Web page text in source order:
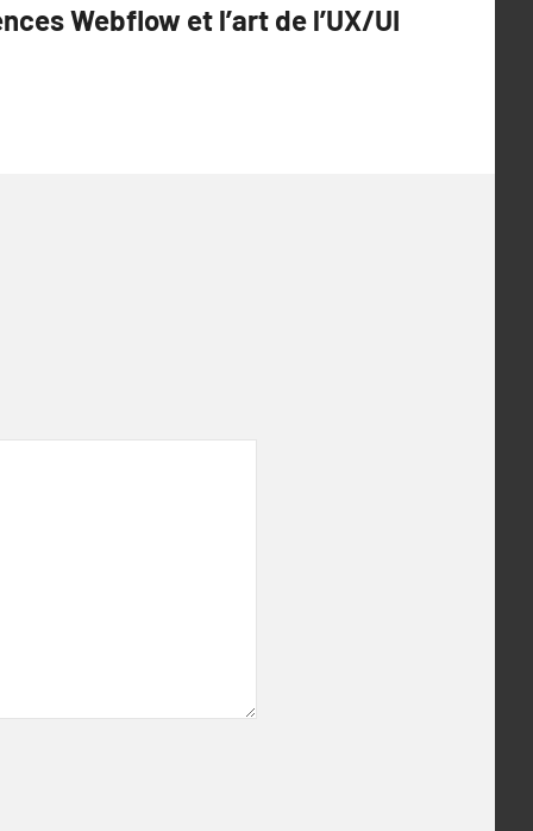
Webflow et l’art de l’UX/UI